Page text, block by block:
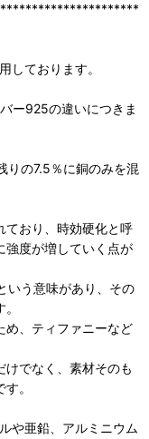
しております。
ー925の違いにつきま
りの7.5％に銅のみを混
ており、時効硬化と呼
強度が増していく点が
いう意味があり、その
め、ティファニーなど
けでなく、素材そのも
。
や亜鉛、アルミニウム